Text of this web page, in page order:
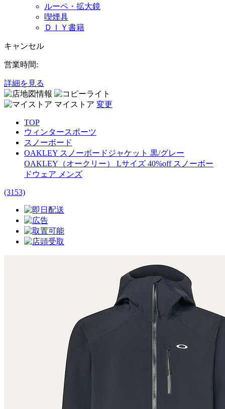
ルーペ・拡大鏡
喫煙具
ＤＩＹ書籍
キャンセル
営業時間:
詳細を見る
マイストア 変更
TOP
ウィンタースポーツ
スノーボード
OAKLEY スノーボードジャケット 黒/グレー
OAKLEY（オークリー） Lサイズ 40%off スノーボー
ドウェア メンズ
(3153)